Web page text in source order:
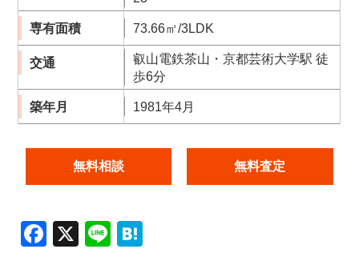
専有面積 73.66㎡/3LDK
交通
叡山電鉄茶山・京都芸術大学駅 徒
歩6分
築年月 1981年4月
無料相談 無料査定
Facebook
X Line